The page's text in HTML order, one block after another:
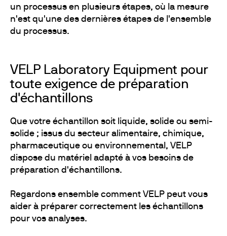
un processus en plusieurs étapes, où la mesure
n'est qu'une des dernières étapes de l'ensemble
du processus.
VELP Laboratory Equipment pour
toute exigence de préparation
d'échantillons
Que votre échantillon soit liquide, solide ou semi-
solide ; issus du secteur alimentaire, chimique,
pharmaceutique ou environnemental, VELP
dispose du matériel adapté à vos besoins de
préparation d'échantillons.
Regardons ensemble comment VELP peut vous
aider à préparer correctement les échantillons
pour vos analyses.